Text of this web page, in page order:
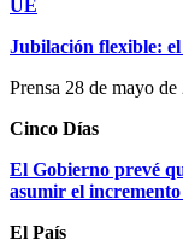
UE
Jubilación flexible:
Prensa 28 de mayo de
Cinco Días
El Gobierno prevé
asumir el incremento
El País